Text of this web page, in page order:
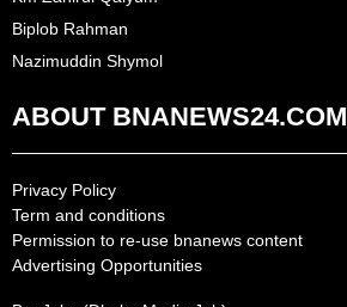
Biplob Rahman
Nazimuddin Shymol
ABOUT BNANEWS24.COM
Privacy Policy
Term and conditions
Permission to re-use bnanews content
Advertising Opportunities